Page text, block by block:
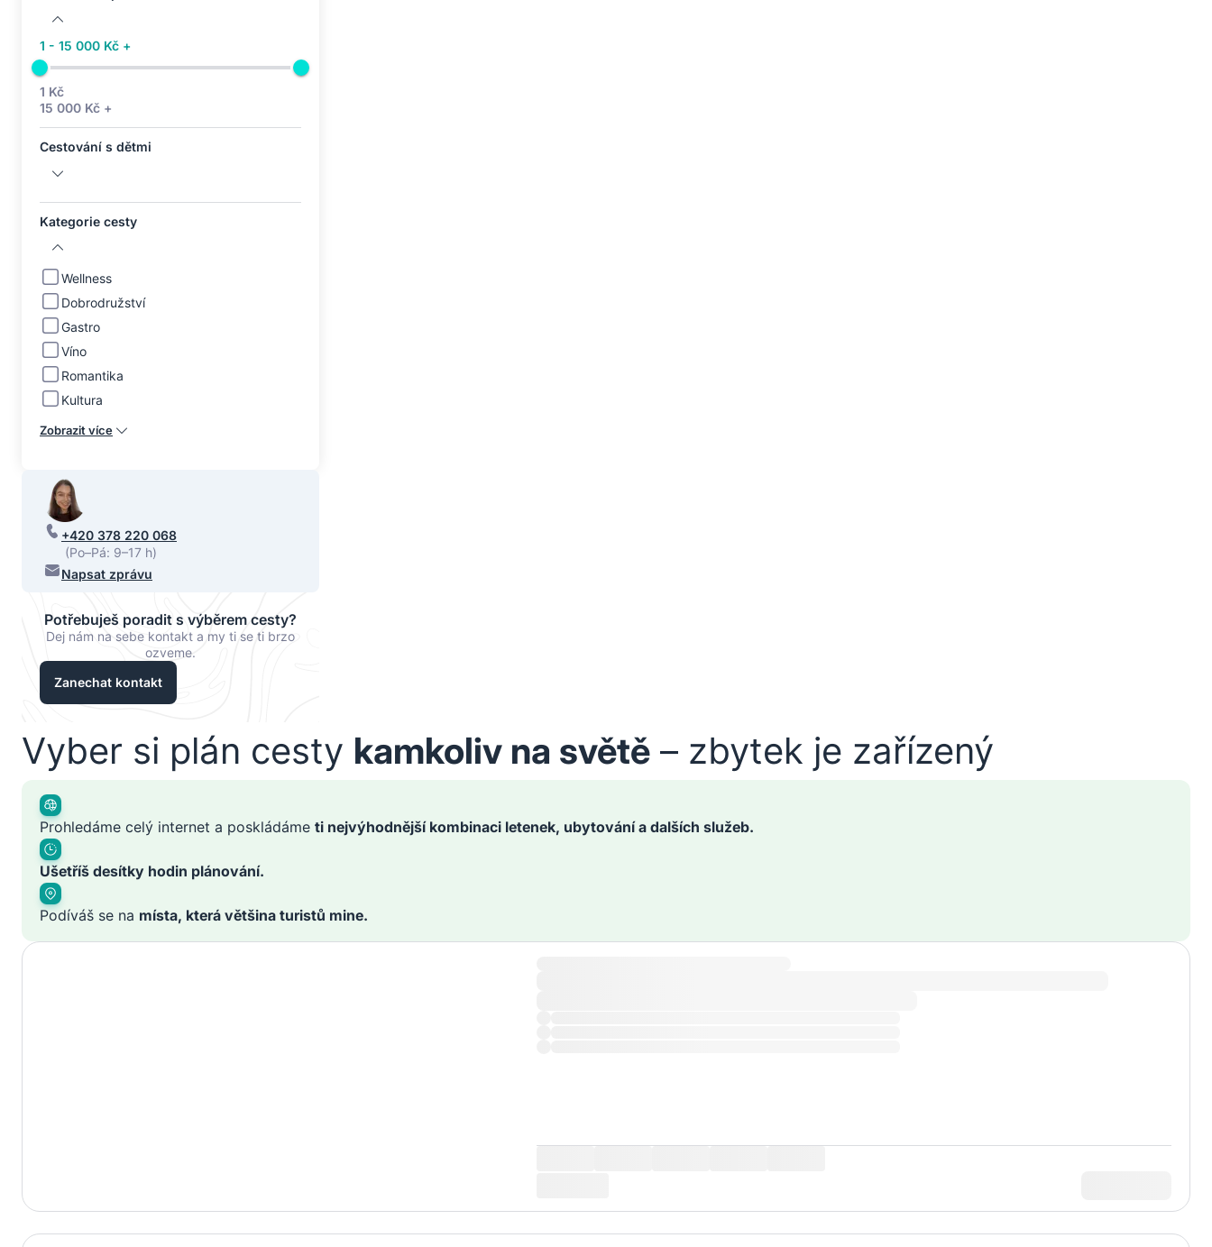
1 - 15 000 Kč +
1 Kč
15 000 Kč +
Cestování s dětmi
Kategorie cesty
Wellness
Dobrodružství
Gastro
Víno
Romantika
Kultura
Zobrazit více
+420 378 220 068
(Po–Pá: 9–17 h)
Napsat zprávu
Potřebuješ poradit s výběrem cesty?
Dej nám na sebe kontakt a my ti se ti brzo
ozveme.
Zanechat kontakt
Vyber si plán cesty kamkoliv na světě – zbytek je zařízený
Prohledáme celý internet a poskládáme ti nejvýhodnější kombinaci letenek, ubytování a dalších služeb.
Ušetříš desítky hodin plánování.
Podíváš se na místa, která většina turistů mine.